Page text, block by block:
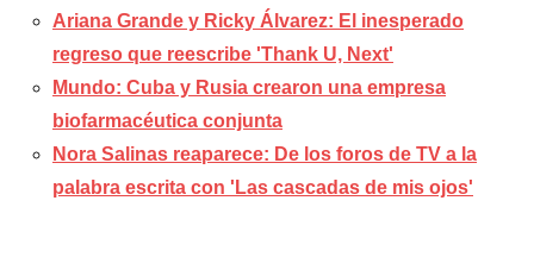
Ariana Grande y Ricky Álvarez: El inesperado
regreso que reescribe 'Thank U, Next'
Mundo: Cuba y Rusia crearon una empresa
biofarmacéutica conjunta
Nora Salinas reaparece: De los foros de TV a la
palabra escrita con 'Las cascadas de mis ojos'